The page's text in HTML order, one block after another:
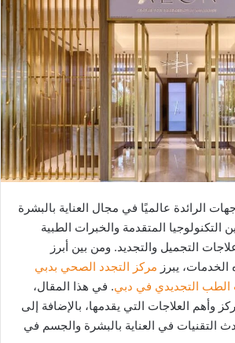
الرائدة عالميًا في مجال العناية بالبشرة
المتقدمة والخبرات الطبية
التجميل والتجديد. ومن بين أبرز
الخدمات، يبرز مركز التجدد الصحي بدبي
الطب التجديدي في دبي. في هذا المقال،
وأهم العلاجات التي يقدمها، بالإضافة إلى
التقنيات في العناية بالبشرة والجسم في